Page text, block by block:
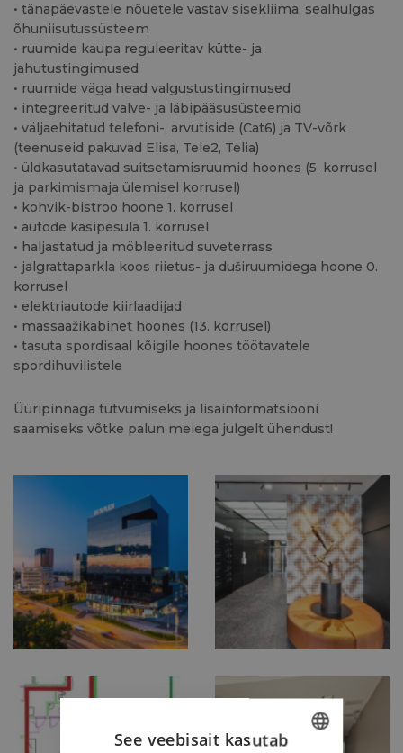
• tänapäevastele nõuetele vastav sisekliima, sealhulgas
õhuniisutussüsteem
• ruumide kaupa reguleeritav kütte- ja
jahutustingimused
• ruumide väga head valgustustingimused
• integreeritud valve- ja läbipääsusüsteemid
• väljaehitatud telefoni-, arvutiside (Cat6) ja TV-võrk
(teenuseid pakuvad Elisa, Tele2, Telia)
• üldkasutatavad suitsetamisruumid hoones (5. korrusel
ja parkimismaja ülemisel korrusel)
• kohvik-bistroo hoone 1. korrusel
• autode käsipesula 1. korrusel
• haljastatud ja möbleeritud suveterrass
• jalgrattaparkla koos riietus- ja duširuumidega hoone 0.
korrusel
• elektriautode kiirlaadijad
• massaažikabinet hoones (13. korrusel)
• tasuta spordisaal kõigile hoones töötavatele
spordihuvilistele
Üüripinnaga tutvumiseks ja lisainformatsiooni
saamiseks võtke palun meiega julgelt ühendust!
See veebisait kasutab